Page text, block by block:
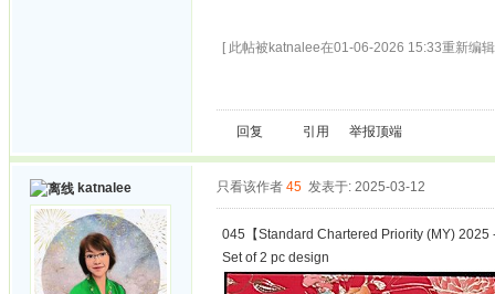
[ 此帖被katnalee在01-06-2026 15:33重新编
回复 引用 举报顶端
katnalee 只看该作者 45 发表于: 2025-03-12
045【Standard Chartered Priority (MY) 2025
Set of 2 pc design